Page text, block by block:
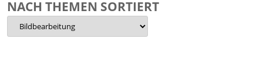
NACH THEMEN SORTIERT
Nach
Themen
sortiert